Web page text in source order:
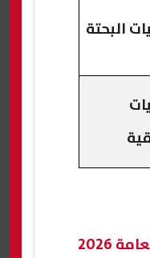
البحتة
جدول امتحانات الثانوية العامة 2026